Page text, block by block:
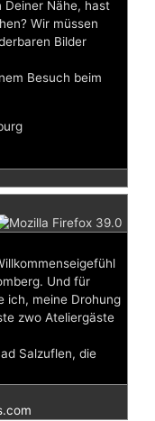
Deiner Nähe, hast
Wir müssen
Bilder
Besuch beim
Und für
ich, meine Drohung
zwo Ateliergäste
Salzuflen, die